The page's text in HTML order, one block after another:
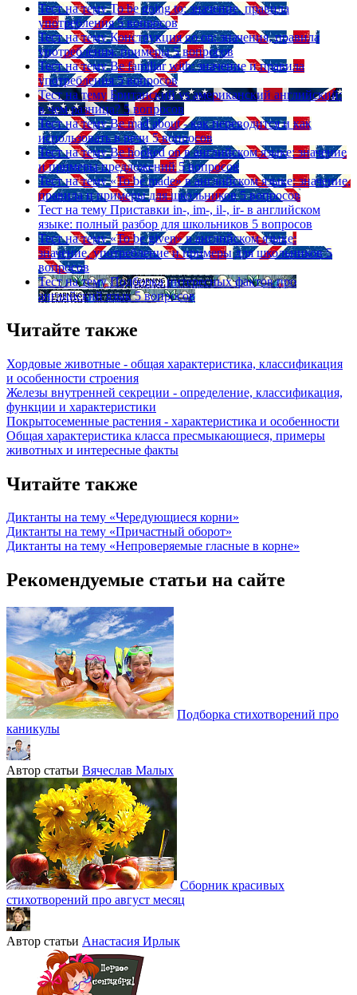
Тест на тему To be going to: значение, правила
употребления 5 вопросов
Тест на тему Конструкция go on: значения, правила
употребления, примеры 5 вопросов
Тест на тему Be familiar with: значение и правила
употребления 5 вопросов
Тест на тему Британский vs американский английский:
в чем разница? 5 вопросов
Тест на тему Be mad about - как переводится и как
использовать в речи 5 вопросов
Тест на тему Be hooked on в английском языке: значение
и примеры предложений 5 вопросов
Тест на тему «To be made» в английском языке: значение,
правила и примеры для школьников 5 вопросов
Тест на тему Приставки in-, im-, il-, ir- в английском
языке: полный разбор для школьников 5 вопросов
Тест на тему «To be given» в английском языке:
значение, употребление и примеры для школьников 5
вопросов
Тест на тему Подборка интересных фактов про
английский язык 5 вопросов
Читайте также
Хордовые животные - общая характеристика, классификация
и особенности строения
Железы внутренней секреции - определение, классификация,
функции и характеристики
Покрытосеменные растения - характеристика и особенности
Общая характеристика класса пресмыкающиеся, примеры
животных и интересные факты
Читайте также
Диктанты на тему «Чередующиеся корни»
Диктанты на тему «Причастный оборот»
Диктанты на тему «Непроверяемые гласные в корне»
Рекомендуемые статьи на сайте
Подборка стихотворений про
каникулы
Автор статьи Вячеслав Малых
Сборник красивых
стихотворений про август месяц
Автор статьи Анастасия Ирлык